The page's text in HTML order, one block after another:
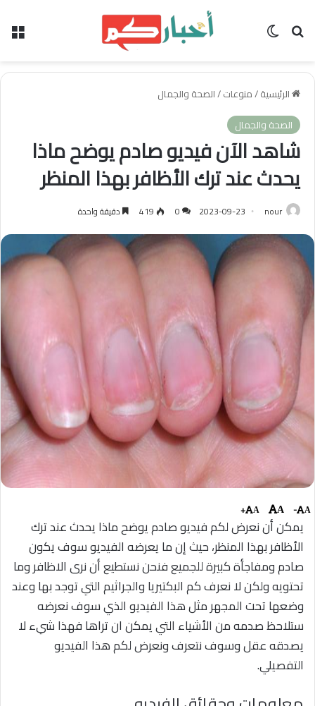
بحث عن الوضع المظلم
الرئيسية/منوعات/الصحة والجمال
الصحة والجمال
شاهد الآن فيديو صادم يوضح ماذا
يحدث عند ترك الأظافر بهذا المنظر
nour
2023-09-23
0
419 دقيقة واحدة
A
-
A
A
+
يمكن أن نعرض لكم فيديو صادم يوضح ماذا يحدث عند ترك
الأظافر بهذا المنظر، حيث إن ما يعرضه الفيديو سوف يكون
صادم ومفاجأة كبيرة للجميع فنحن نستطيع أن نرى الاظافر وما
تحتويه ولكن لا نعرف كم البكتيريا والجراثيم التي توجد بها وعند
وضعها تحت المجهر مثل هذا الفيديو الذي سوف نعرضه
ستلاحظ صدمه من الأشياء التي يمكن ان تراها فهذا شيء لا
يصدقه عقل وسوف نتعرف ونعرض لكم هذا الفيديو
التفصيلي.